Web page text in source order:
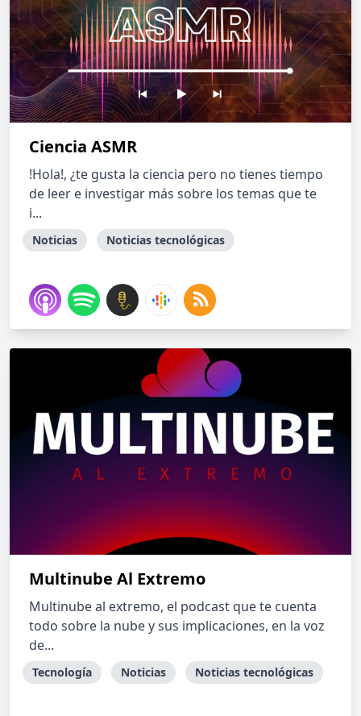
Ciencia ASMR
!Hola!, ¿te gusta la ciencia pero no tienes tiempo
de leer e investigar más sobre los temas que te
i...
Noticias Noticias tecnológicas
Multinube Al Extremo
Multinube al extremo, el podcast que te cuenta
todo sobre la nube y sus implicaciones, en la voz
de...
Tecnología Noticias Noticias tecnológicas